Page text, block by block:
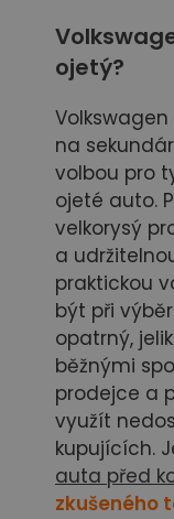
ojetý?
na
volbou pro
ojeté auto.
velkorysý
a
praktickou
být při
opatrný,
běžnými
prodejce a
využít
kupujících.
auta před
zkušeného